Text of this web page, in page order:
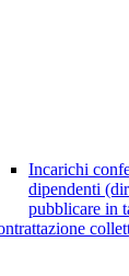
Incarichi
dipendenti
pubblicare in